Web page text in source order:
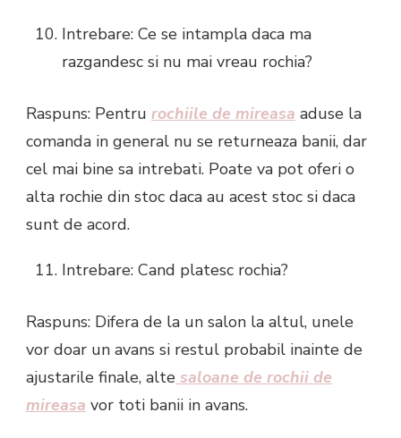
Intrebare: Ce se intampla daca ma
razgandesc si nu mai vreau rochia?
Raspuns: Pentru rochiile de mireasa aduse la
comanda in general nu se returneaza banii, dar
cel mai bine sa intrebati. Poate va pot oferi o
alta rochie din stoc daca au acest stoc si daca
sunt de acord.
Intrebare: Cand platesc rochia?
Raspuns: Difera de la un salon la altul, unele
vor doar un avans si restul probabil inainte de
ajustarile finale, alte saloane de rochii de
mireasa vor toti banii in avans.